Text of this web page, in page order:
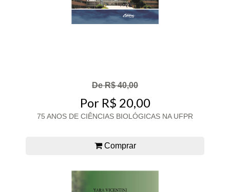
De R$ 40,00
Por R$ 20,00
75 ANOS DE CIÊNCIAS BIOLÓGICAS NA UFPR
Comprar